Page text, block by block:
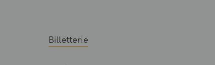
Billetterie